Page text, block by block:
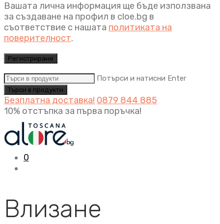
Вашата лична информация ще бъде използвана
за създаване на профил в cloe.bg в
съответствие с нашата политиката на
поверителност.
Регистриране
Потърси и натисни Enter
Безплатна доставка! 0879 844 885
10% отстъпка за първа поръчка!
0
Влизане